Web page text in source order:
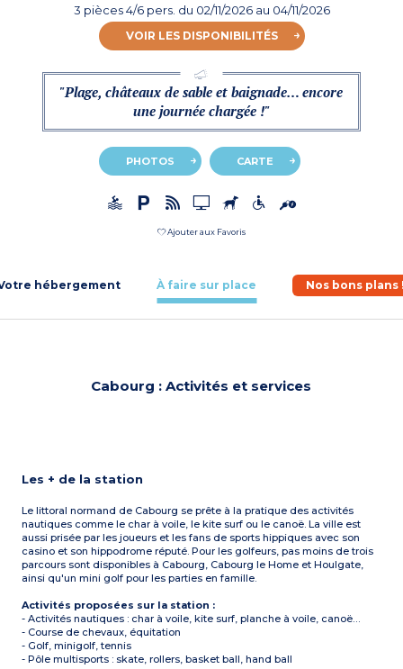
3 pièces 4/6 pers. du 02/11/2026au 04/11/2026
VOIR LES DISPONIBILITÉS
"Plage, châteaux de sable et baignade… encore
une journée chargée !"
PHOTOS CARTE
Ajouter aux Favoris
hébergement À faire sur place Nos bons plans
Cabourg : Activités et services
Les + de la station
Le littoral normand de Cabourg se prête à la pratique des activités
nautiques comme le char à voile, le kite surf ou le canoë. La ville est
aussi prisée par les joueurs et les fans de sports hippiques avec son
casino et son hippodrome réputé. Pour les golfeurs, pas moins de trois
parcours sont disponibles à Cabourg, Cabourg le Home et Houlgate,
ainsi qu'un mini golf pour les parties en famille.
Activités proposées sur la station :
- Activités nautiques : char à voile, kite surf, planche à voile, canoë…
- Course de chevaux, équitation
- Golf, minigolf, tennis
- Pôle multisports : skate, rollers, basket ball, hand ball